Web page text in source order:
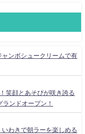
ンボシュークリームで有
笑顔とあそびが咲き誇る
ランドオープン！
わきで朝ラーを楽しめる